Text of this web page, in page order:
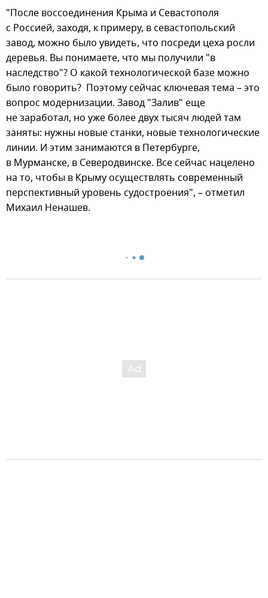
"После воссоединения Крыма и Севастополя
с Россией, заходя, к примеру, в севастопольский
завод, можно было увидеть, что посреди цеха росли
деревья. Вы понимаете, что мы получили "в
наследство"? О какой технологической базе можно
было говорить? Поэтому сейчас ключевая тема – это
вопрос модернизации. Завод "Залив" еще
не заработал, но уже более двух тысяч людей там
заняты: нужны новые станки, новые технологические
линии. И этим занимаются в Петербурге,
в Мурманске, в Северодвинске. Все сейчас нацелено
на то, чтобы в Крыму осуществлять современный
перспективный уровень судостроения", – отметил
Михаил Ненашев.